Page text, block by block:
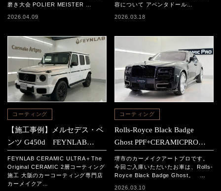
磨き大会 POLIER MEISTER …
2026.04.09
容について アベンタドール…
2026.03.18
コーティング
【施工事例】メルセデス・ベ
ンツ G450d FEYNLAB
Original CERAMIC 2層コーテ
ィング施工
FEYNLAB CERAMIC ULTRA＋The
Original CERAMIC 2層コーティング
施工 大阪のカーコーティング専門店
カーメイクア…
コーティング
Rolls-Royce Black Badge
Ghost PPF+CERAMICPRO
ION施工事例
堺市のカーメイクアートプロです。
今回ご入庫いただいたお車は、Rolls-
Royce Black Badge Ghost。 …
2026.03.10